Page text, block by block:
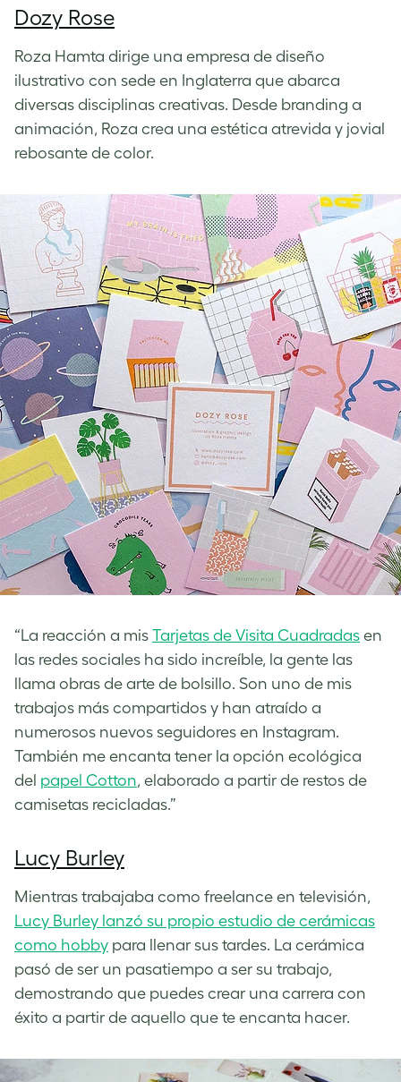
Dozy Rose
Roza Hamta dirige una empresa de diseño
ilustrativo con sede en Inglaterra que abarca
diversas disciplinas creativas. Desde branding a
animación, Roza crea una estética atrevida y jovial
rebosante de color.
“La reacción a mis Tarjetas de Visita Cuadradas en
las redes sociales ha sido increíble, la gente las
llama obras de arte de bolsillo. Son uno de mis
trabajos más compartidos y han atraído a
numerosos nuevos seguidores en Instagram.
También me encanta tener la opción ecológica
del papel Cotton, elaborado a partir de restos de
camisetas recicladas.”
Lucy Burley
Mientras trabajaba como freelance en televisión,
Lucy Burley lanzó su propio estudio de cerámicas
como hobby para llenar sus tardes. La cerámica
pasó de ser un pasatiempo a ser su trabajo,
demostrando que puedes crear una carrera con
éxito a partir de aquello que te encanta hacer.